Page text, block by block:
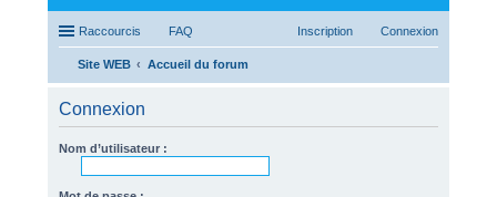
Raccourcis FAQ Connexion
Inscription
Site WEB
Accueil du forum
Connexion
Nom d’utilisateur :